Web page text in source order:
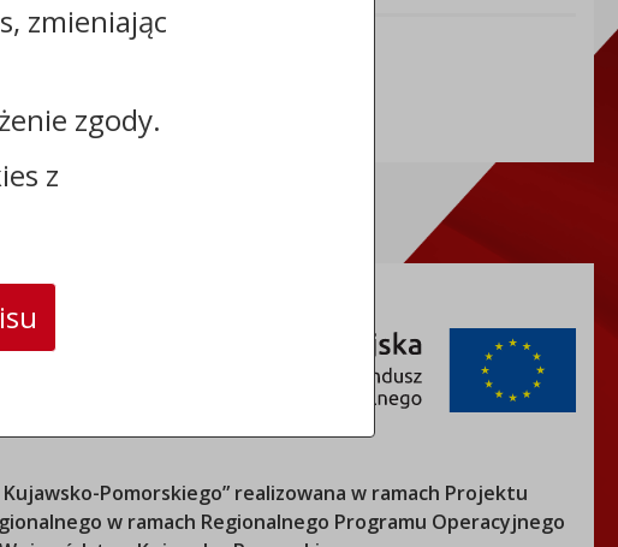
NIP: 5591697543
Pomorskiego” realizowana w ramach Projektu
w ramach Regionalnego Programu Operacyjnego
zmieniając
zgody.
z